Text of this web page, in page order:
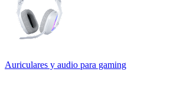
Auriculares y audio para gaming